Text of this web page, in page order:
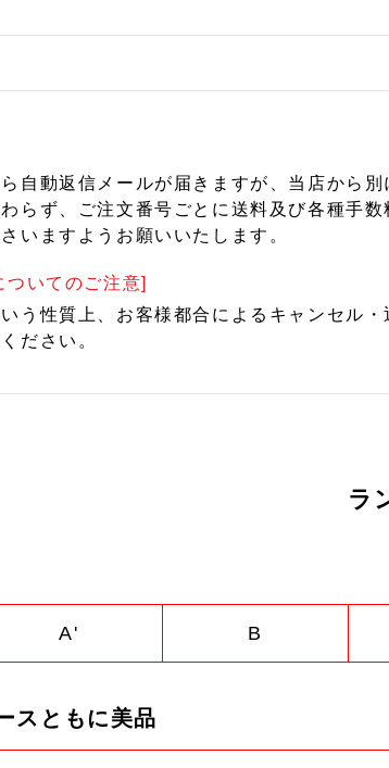
自動返信メールが届きますが、当店から
わらず、ご注文番号ごとに送料及び各種手
いますようお願いいたします。
ついてのご注意]
う性質上、お客様都合によるキャンセル
ださい。
ラ
A' B
スともに美品